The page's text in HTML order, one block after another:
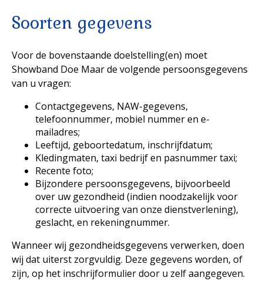
Soorten gegevens
Voor de bovenstaande doelstelling(en) moet
Showband Doe Maar de volgende persoonsgegevens
van u vragen:
Contactgegevens, NAW-gegevens,
telefoonnummer, mobiel nummer en e-
mailadres;
Leeftijd, geboortedatum, inschrijfdatum;
Kledingmaten, taxi bedrijf en pasnummer taxi;
Recente foto;
Bijzondere persoonsgegevens, bijvoorbeeld
over uw gezondheid (indien noodzakelijk voor
correcte uitvoering van onze dienstverlening),
geslacht, en rekeningnummer.
Wanneer wij gezondheidsgegevens verwerken, doen
wij dat uiterst zorgvuldig. Deze gegevens worden, of
zijn, op het inschrijformulier door u zelf aangegeven.